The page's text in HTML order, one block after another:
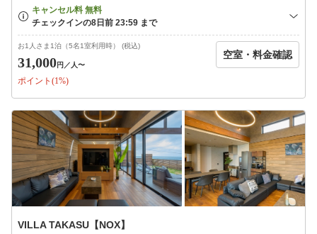
現地でのご精算をお願い致します。
※お子様（小学生・幼児ともに）の料理は大人と一緒の内容でご
用意いたします。
【ご予約の際に】
・7日前から前日まで50％、当日100％のキャンセル料金が発生い
たします。
・ご予約後、当館よりご予約内容確認のお電話をする場合がござ
います。
お1人さま1泊（5名1室利用時） (税込)
31,000円 ／人〜
ポイント(1%)
空室・料金確認
VILLA TAKASU【NOX】